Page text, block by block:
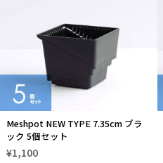
Meshpot NEW TYPE 7.35cm ブラ
ック 5個セット
¥1,100